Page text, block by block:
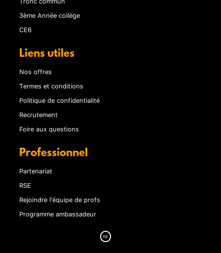
3ème Année collège
CE6
Liens utiles
Nos offres
Termes et conditions
Politique de confidentialité
Recrutement
Foire aux questions
Professionnel
Partenariat
RSE
Rejoindre l'équipe de profs
Programme ambassadeur